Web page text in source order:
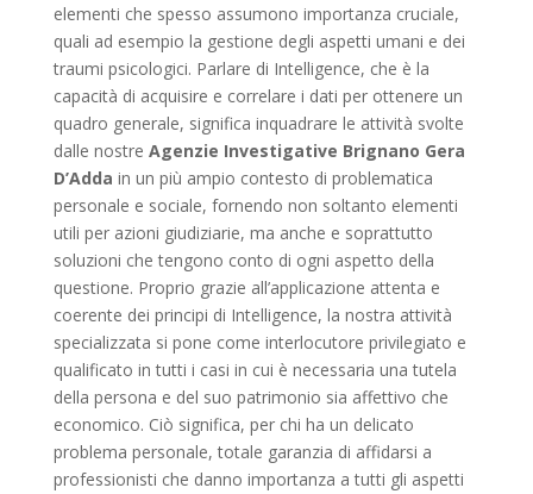
elementi che spesso assumono importanza cruciale,
quali ad esempio la gestione degli aspetti umani e dei
traumi psicologici. Parlare di Intelligence, che è la
capacità di acquisire e correlare i dati per ottenere un
quadro generale, significa inquadrare le attività svolte
dalle nostre Agenzie Investigative Brignano Gera
D’Adda in un più ampio contesto di problematica
personale e sociale, fornendo non soltanto elementi
utili per azioni giudiziarie, ma anche e soprattutto
soluzioni che tengono conto di ogni aspetto della
questione. Proprio grazie all’applicazione attenta e
coerente dei principi di Intelligence, la nostra attività
specializzata si pone come interlocutore privilegiato e
qualificato in tutti i casi in cui è necessaria una tutela
della persona e del suo patrimonio sia affettivo che
economico. Ciò significa, per chi ha un delicato
problema personale, totale garanzia di affidarsi a
professionisti che danno importanza a tutti gli aspetti